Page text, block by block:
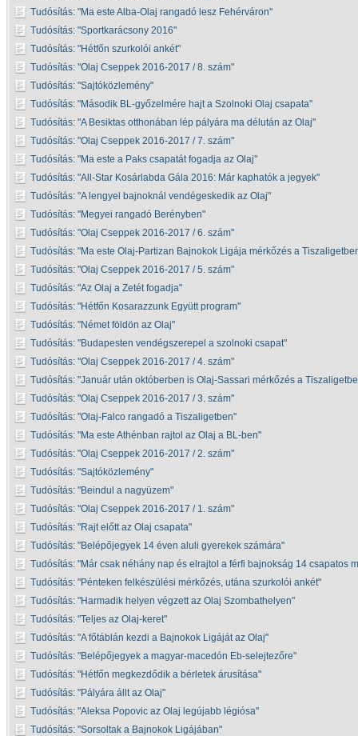
Tudósítás:
Ma este Alba-Olaj rangadó lesz Fehérváron
Tudósítás: Sportkarácsony 2016
Tudósítás:
Hétfőn szurkolói ankét
Tudósítás: Olaj Cseppek 2016-2017 / 8. szám
Tudósítás: Sajtóközlemény
Tudósítás:
Második BL-győzelmére hajt a Szolnoki Olaj csapata
Tudósítás: A Besiktas otthonában lép pályára ma délután az Olaj
Tudósítás: Olaj Cseppek 2016-2017 / 7. szám
Tudósítás:
Ma este a Paks csapatát fogadja az Olaj
Tudósítás: All-Star Kosárlabda Gála 2016: Már kaphatók a jegyek
Tudósítás: A lengyel bajnoknál vendégeskedik az Olaj
Tudósítás:
Megyei rangadó Berényben
Tudósítás: Olaj Cseppek 2016-2017 / 6. szám
Tudósítás:
Ma este Olaj-Partizan Bajnokok Ligája mérkőzés a
Tudósítás: Olaj Cseppek 2016-2017 / 5. szám
Tudósítás: Az Olaj a Zetét fogadja
Tudósítás:
Hétfőn Kosarazzunk Együtt program
Tudósítás:
Német földön az Olaj
Tudósítás:
Budapesten vendégszerepel a szolnoki csapat
Tudósítás: Olaj Cseppek 2016-2017 / 4. szám
Tudósítás: Január után októberben is Olaj-Sassari mérkőzés a
Tudósítás: Olaj Cseppek 2016-2017 / 3. szám
Tudósítás: Olaj-Falco rangadó a Tiszaligetben
Tudósítás:
Ma este Athénban rajtol az Olaj a BL-ben
Tudósítás: Olaj Cseppek 2016-2017 / 2. szám
Tudósítás: Sajtóközlemény
Tudósítás:
Beindul a nagyüzem
Tudósítás: Olaj Cseppek 2016-2017 / 1. szám
Tudósítás:
Rajt előtt az Olaj csapata
Tudósítás:
Belépőjegyek 14 éven aluli gyerekek számára
Tudósítás:
Már csak néhány nap és elrajtol a férfi bajnokság 14 csapatos
Tudósítás:
Pénteken felkészülési mérkőzés, utána szurkolói ankét
Tudósítás:
Harmadik helyen végzett az Olaj Szombathelyen
Tudósítás: Teljes az Olaj-keret
Tudósítás: A főtáblán kezdi a Bajnokok Ligáját az Olaj
Tudósítás:
Belépőjegyek a magyar-macedón Eb-selejtezőre
Tudósítás:
Hétfőn megkezdődik a bérletek árusítása
Tudósítás:
Pályára állt az Olaj
Tudósítás: Aleksa Popovic az Olaj legújabb légiósa
Tudósítás: Sorsoltak a Bajnokok Ligájában